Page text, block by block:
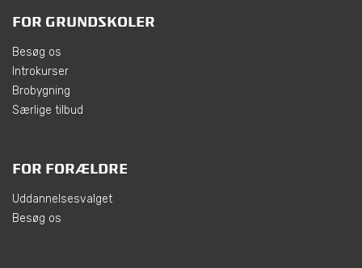
FOR GRUNDSKOLER
Besøg os
Introkurser
Brobygning
Særlige tilbud
FOR FORÆLDRE
Uddannelsesvalget
Besøg os